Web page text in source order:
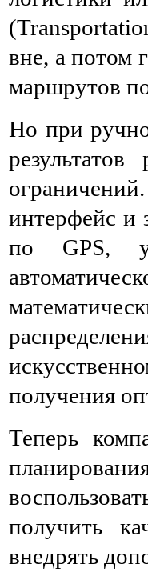
вне, а потом
маршрутов
Но при
интерфейс и
по GPS,
получения
Теперь
получить
внедрять